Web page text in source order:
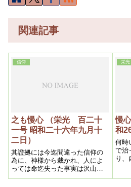
関連記事
信仰
之も慢心 （栄光 百二十
一号 昭和二十六年九月十
二日）
其證拠には今迄間違った信仰の
為に、神様から裁かれ、人によ
っては命迄失った事実は沢山あ
り、古い信者は幾度も経験して
栄光
慢
和
何時
で治
り、